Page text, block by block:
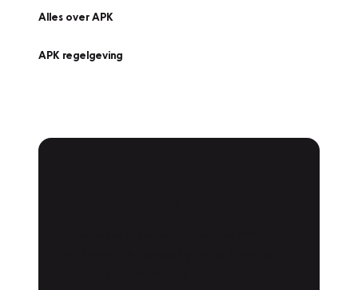
Alles over APK
APK regelgeving